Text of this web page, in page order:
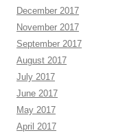
December 2017
November 2017
September 2017
August 2017
July 2017
June 2017
May 2017
April 2017